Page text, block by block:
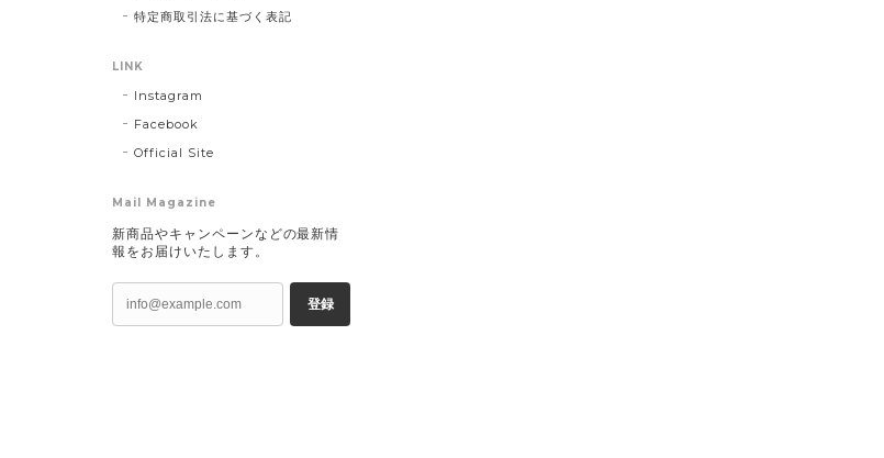
特定商取引法に基づく表記
LINK
Instagram
Facebook
Official Site
Mail Magazine
新商品やキャンペーンなどの最新情
報をお届けいたします。
登録